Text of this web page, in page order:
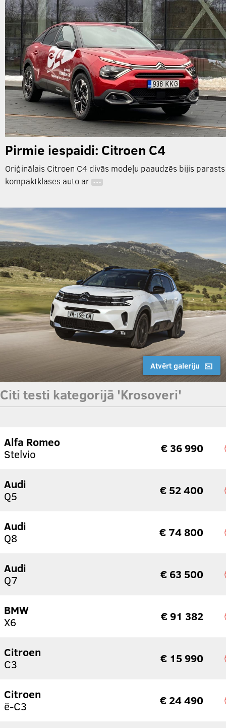
Pirmie iespaidi: Citroen C4
Oriģinālais Citroen C4 divās modeļu paaudzēs bijis parasts
kompaktklases auto ar …
Atvērt galeriju
Citi testi kategorijā 'Krosoveri'
Alfa Romeo
Stelvio
€ 36 990
Audi
Q5
€ 52 400
Audi
Q8
€ 74 800
Audi
Q7
€ 63 500
BMW
X6
€ 91 382
Citroen
C3
€ 15 990
Citroen
ë-C3
€ 24 490